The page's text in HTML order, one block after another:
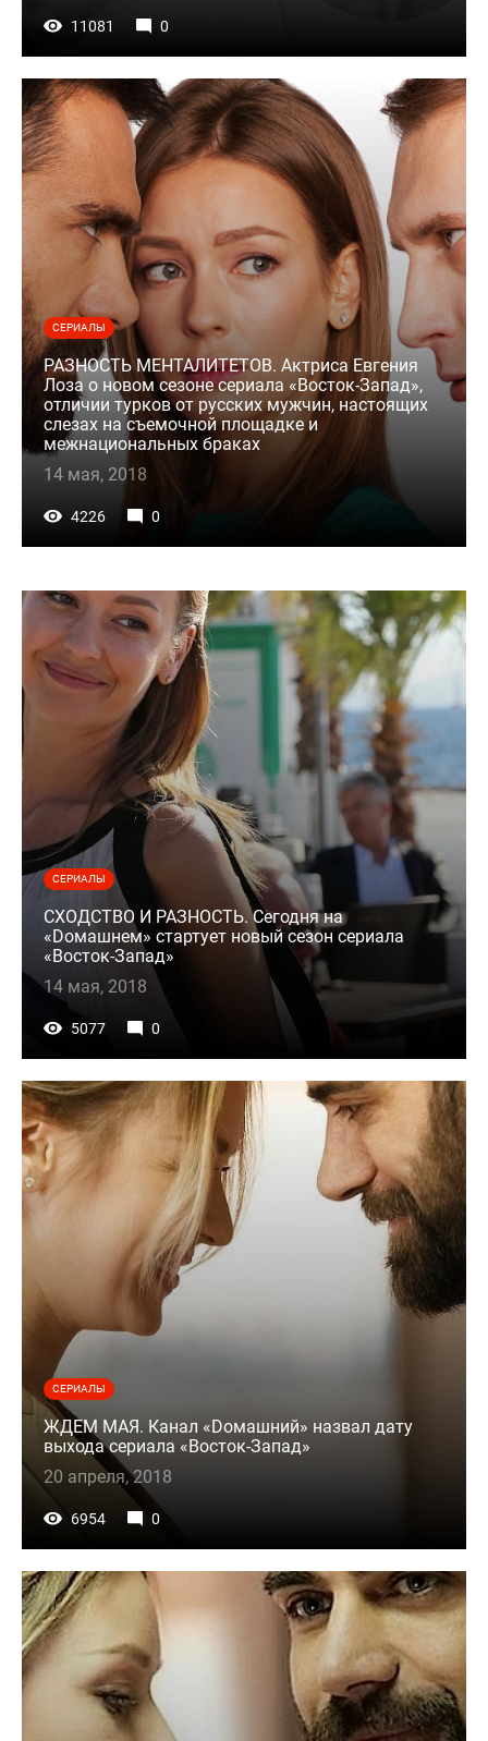
11081 0
СЕРИАЛЫ
РАЗНОСТЬ МЕНТАЛИТЕТОВ. Актриса Евгения
Лоза о новом сезоне сериала «Восток-Запад»,
отличии турков от русских мужчин, настоящих
слезах на съемочной площадке и
межнациональных браках
14 мая, 2018
4226 0
СЕРИАЛЫ
СХОДСТВО И РАЗНОСТЬ. Сегодня на
«Dомашнем» стартует новый сезон сериала
«Восток-Запад»
14 мая, 2018
5077 0
СЕРИАЛЫ
ЖДЕМ МАЯ. Канал «Dомашний» назвал дату
выхода сериала «Восток-Запад»
20 апреля, 2018
6954 0